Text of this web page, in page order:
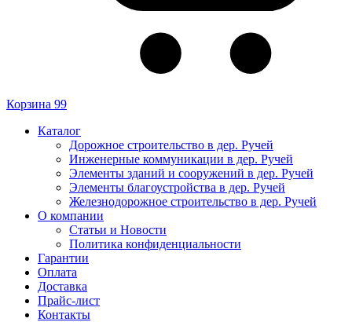
Корзина 99
Каталог
Дорожное строительство в дер. Ручей
Инженерные коммуникации в дер. Ручей
Элементы зданий и сооружений в дер. Ручей
Элементы благоустройства в дер. Ручей
Железнодорожное строительство в дер. Ручей
О компании
Статьи и Новости
Политика конфиденциальности
Гарантии
Оплата
Доставка
Прайс-лист
Контакты